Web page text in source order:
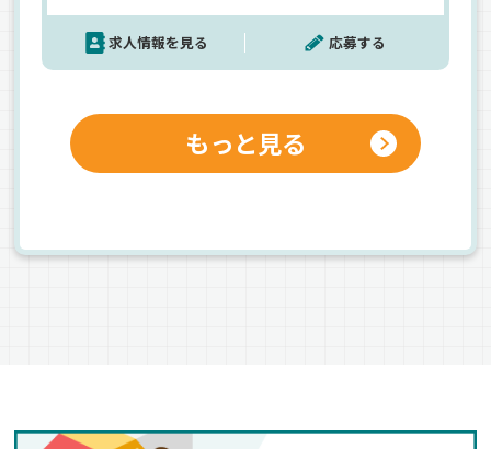
トします。実際に未経験で入社した20代社員も、
入社2年目で月収37万円を実現！「給料は欲しい」
「でも休みも譲れない」そんなワガママを叶え
求人情報を見る 応募する
もっと見る